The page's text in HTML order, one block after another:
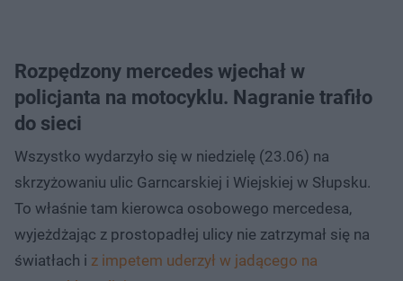
Rozpędzony mercedes wjechał w
policjanta na motocyklu. Nagranie trafiło
do sieci
Wszystko wydarzyło się w niedzielę (23.06) na
skrzyżowaniu ulic Garncarskiej i Wiejskiej w Słupsku.
To właśnie tam kierowca osobowego mercedesa,
wyjeżdżając z prostopadłej ulicy nie zatrzymał się na
światłach i z impetem uderzył w jadącego na